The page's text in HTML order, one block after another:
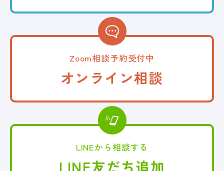
Zoom相談予約受付中
オンライン相談
LINEから相談する
LINE友だち追加